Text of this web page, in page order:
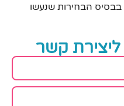
הבחירות שנעשו
קשר